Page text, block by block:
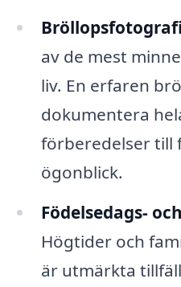
av de mest
liv. En erfaren
dokumentera
förberedelser till
ögonblick.
Födelsedags-
Högtider och
är utmärkta